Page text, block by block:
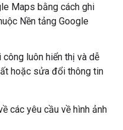
Maps bằng cách ghi
Nền tảng Google
luôn hiển thị và dễ
hoặc sửa đổi thông tin
các yêu cầu về hình ảnh